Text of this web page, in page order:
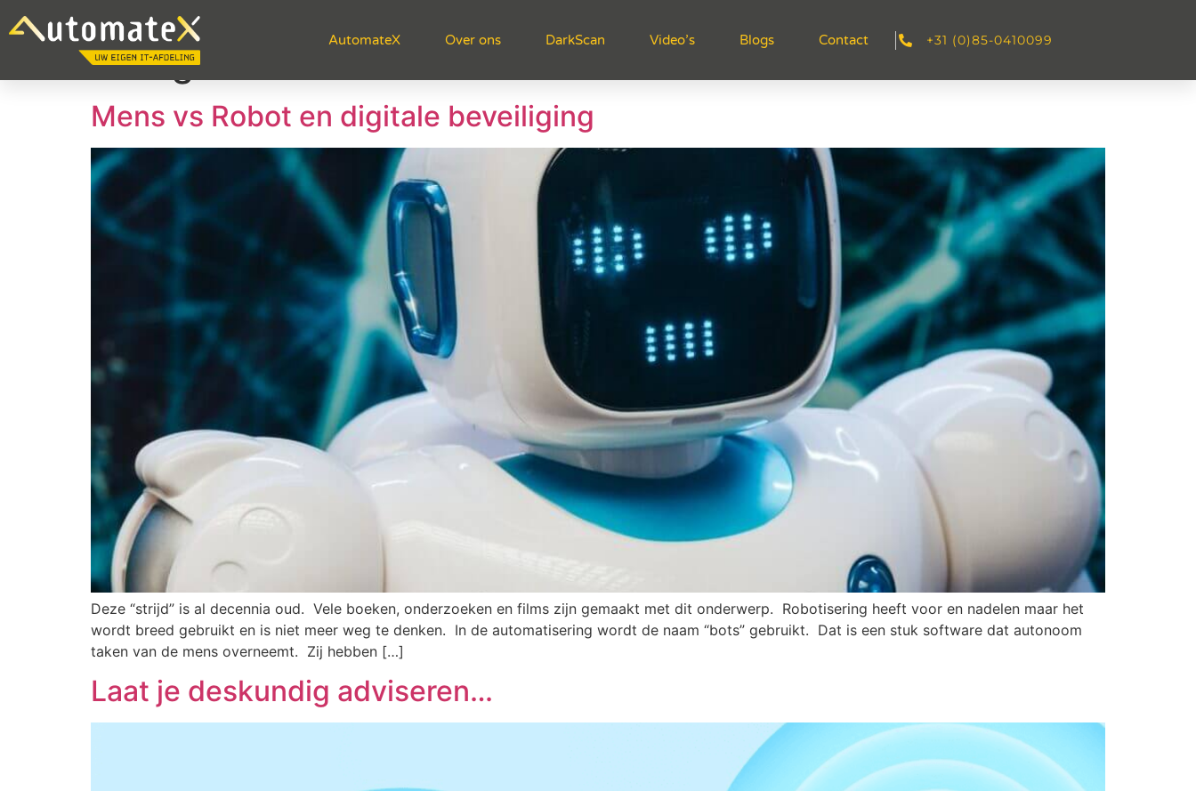
AutomateX Over ons DarkScan Video’s Blogs Contact +31 (0)85-0410099
Categorie:
Mens vs Robot en digitale beveiliging
Deze “strijd” is al decennia oud. Vele boeken, onderzoeken en films zijn gemaakt met dit onderwerp. Robotisering heeft voor en nadelen maar het
wordt breed gebruikt en is niet meer weg te denken. In de automatisering wordt de naam “bots” gebruikt. Dat is een stuk software dat autonoom
taken van de mens overneemt. Zij hebben […]
Laat je deskundig adviseren…